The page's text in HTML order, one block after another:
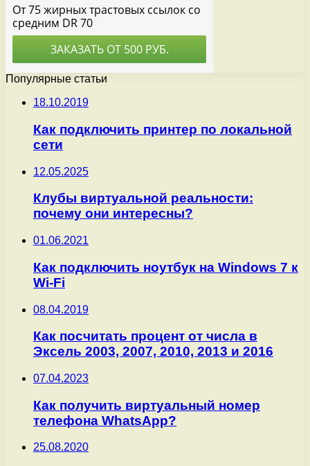
Популярные статьи
18.10.2019
Как подключить принтер по локальной
сети
12.05.2025
Клубы виртуальной реальности:
почему они интересны?
01.06.2021
Как подключить ноутбук на Windows 7 к
Wi-Fi
08.04.2019
Как посчитать процент от числа в
Эксель 2003, 2007, 2010, 2013 и 2016
07.04.2023
Как получить виртуальный номер
телефона WhatsApp?
25.08.2020